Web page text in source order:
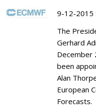
9-12-2015
The
Gerhard
December
been
Alan
European
Forecasts.